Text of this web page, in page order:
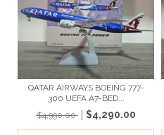
QATAR AIRWAYS BOEING 777-
300 UEFA A7-BED...
$4,990.00
$4,290.00